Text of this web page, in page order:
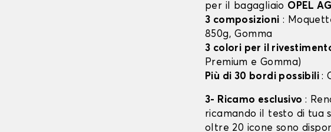
per il bagagliaio OPEL
3 composizioni :
850g, Gomma
3 colori per il
Premium e Gomma)
Più di 30 bordi possibili:
3- Ricamo esclusivo :
ricamando il testo di tua
oltre 20 icone sono